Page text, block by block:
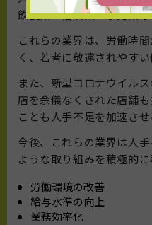
飲食業・宿泊業・小売業
これらの業界は、労働時
く、若者に敬遠されやすい
また、新型コロナウイル
店を余儀なくされた店舗
ことも人手不足を加速させ
今後、これらの業界は人
ような取り組みを積極的
労働環境の改善
給与水準の向上
業務効率化